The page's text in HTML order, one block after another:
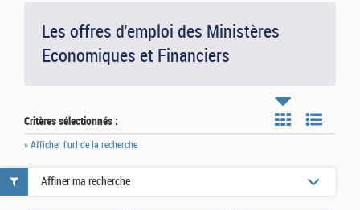
Les offres d'emploi des Ministères
Economiques et Financiers
Critères sélectionnés :
» Afficher l'url de la recherche
Affiner ma recherche